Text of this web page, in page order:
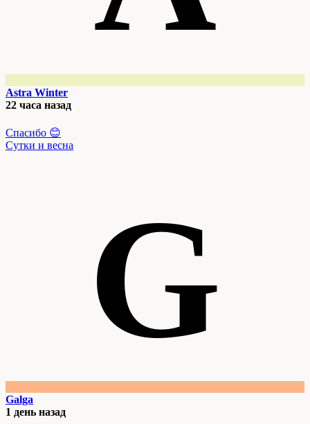
Astra Winter
22 часа назад
Спасибо 😊
Сутки и весна
G
Galga
1 день назад